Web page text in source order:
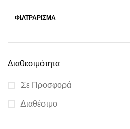
ΦΙΛΤΡΆΡΙΣΜΑ
Διαθεσιμότητα
Σε Προσφορά
Διαθέσιμο